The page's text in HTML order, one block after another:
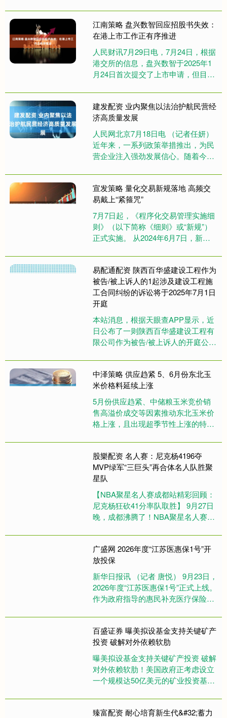
顺，投资占比为67%。该....
江南策略 盘兴数智回应招股书失效：
在港上市工作正有序推进
人民财讯7月29日电，7月24日，根据
港交所的信息，盘兴数智于2025年1
月24日首次提交了上市申请，但目前
盘兴数智证券部工作人....
建发配资 业内聚焦以法治护航民营经
济高质量发展
人民网北京7月18日电 （记者任妍）
近年来，一系列政策举措推出，为民
营企业注入强劲发展信心。随着今年
促进法》正式实施，我国民营....
宣发策略 量化交易新规落地 高频交
易戴上“紧箍咒”
7月7日起，《程序化交易管理实施细
则》（以下简称《细则》或“新规”）
正式实施。 从2024年6月7日，新规
日新规推出，再到....
易配通配资 陕西百华盛建设工程作为
被告/被上诉人的1起涉及建设工程施
工合同纠纷的诉讼将于2025年7月1日
开庭
本站消息，根据天眼查APP显示，近
日公布了一则陕西百华盛建设工程有
限公司作为被告/被上诉人的开庭公
新2302民初1095号....
中泽策略 供应趋紧 5、6月份东北玉
米价格料延续上涨
5月份供应趋紧、中储粮玉米竞价销
售高溢价成交等因素推动东北玉米价
格上涨，且出现超季节性上涨的特
存持续下降，轮换粮或持续补充市场
供....
股樂配资 名人赛：尼克杨4196夺
MVP绿军“三巨头”再合体名人队胜聚
星队
【NBA聚星名人赛成都站精彩回顾：
尼克杨狂砍41分率队取胜】 9月27日
晚，成都沸腾了！NBA聚星名人赛在
四溅，名人队凭借王鹤棣....
广盛网 2026年度“江苏医惠保1号”开
放投保
新华日报讯 （记者 唐悦） 9月23日，
2026年度“江苏医惠保1号”正式上线。
作为政府指导的惠民补充医疗保险，
职工、城乡居民）....
百盛证券 曝美拟设基金支持关键矿产
投资 破解对外依赖软肋
曝美拟设基金支持关键矿产投资 破解
对外依赖软肋！美国政府正考虑设立
一个规模达50亿美元的矿业投资基
政府直接参与大规模矿业交易的重....
臻富配资 耐心培育新生代&#32;蓄力